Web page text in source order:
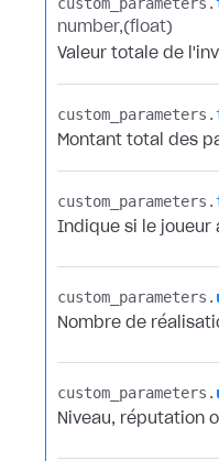
number (float)
Valeur totale de
custom_parameters.​
Montant total des
custom_parameters.​
Indique si le joueur
custom_parameters.​
Nombre de
custom_parameters.​
Niveau, réputation